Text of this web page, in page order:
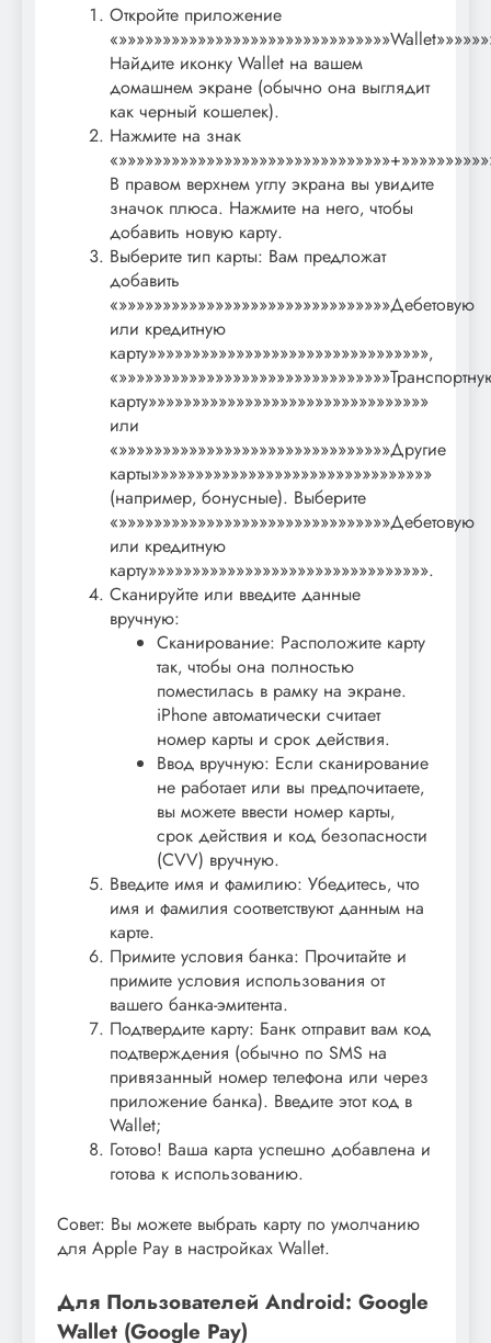
Откройте приложение
Найдите иконку Wallet на вашем
домашнем экране (обычно она выглядит
как черный кошелек).
Нажмите на знак
В правом верхнем углу экрана вы увидите
значок плюса. Нажмите на него‚ чтобы
добавить новую карту.
Выберите тип карты: Вам предложат
добавить
«»»»»»»»»»»»»»»»»»»»»»»»»»»»»»»»Дебетовую
или кредитную
карту»»»»»»»»»»»»»»»»»»»»»»»»»»»»»»»»‚
карту»»»»»»»»»»»»»»»»»»»»»»»»»»»»»»»»
или
«»»»»»»»»»»»»»»»»»»»»»»»»»»»»»»»Другие
карты»»»»»»»»»»»»»»»»»»»»»»»»»»»»»»»»
(например‚ бонусные). Выберите
«»»»»»»»»»»»»»»»»»»»»»»»»»»»»»»»Дебетовую
или кредитную
карту»»»»»»»»»»»»»»»»»»»»»»»»»»»»»»»».
Сканируйте или введите данные
вручную:
Сканирование: Расположите карту
так‚ чтобы она полностью
поместилась в рамку на экране.
iPhone автоматически считает
номер карты и срок действия.
Ввод вручную: Если сканирование
не работает или вы предпочитаете‚
вы можете ввести номер карты‚
срок действия и код безопасности
(CVV) вручную.
Введите имя и фамилию: Убедитесь‚ что
имя и фамилия соответствуют данным на
карте.
Примите условия банка: Прочитайте и
примите условия использования от
вашего банка-эмитента.
Подтвердите карту: Банк отправит вам код
подтверждения (обычно по SMS на
привязанный номер телефона или через
приложение банка). Введите этот код в
Wallet;
Готово! Ваша карта успешно добавлена и
готова к использованию.
Совет: Вы можете выбрать карту по умолчанию
для Apple Pay в настройках Wallet.
Для Пользователей Android: Google
Wallet (Google Pay)